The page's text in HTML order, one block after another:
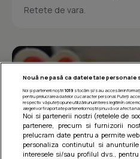
Retete de vara.
Nouă ne pasă ca datele tale
Noi și partenerii noștri 1019stocăm și/sau accesăm
pentru prelucrarea datelor cu caracter personal. Puteți
respectiv vă puteți opune utilizării unui interes legitim în
alegeri vor fi raportate partenerilor noștri și nu vă vor afecta
Noi si partenerii nostri (retelele de
partenere, precum si furnizorii
prelucram date pentru a permite
personaliza continutul si
interesele si/sau profilul dvs.,